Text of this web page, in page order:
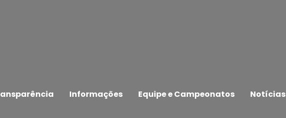
Informações Equipe e Campeonatos Notícias